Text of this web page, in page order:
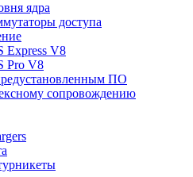
ядра
доступа
Express V8
Pro V8
ПО
сопровождению